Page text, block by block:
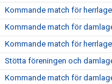
Kommande match för
Kommande match för
Kommande match för
Stötta föreningen och
Kommande match för